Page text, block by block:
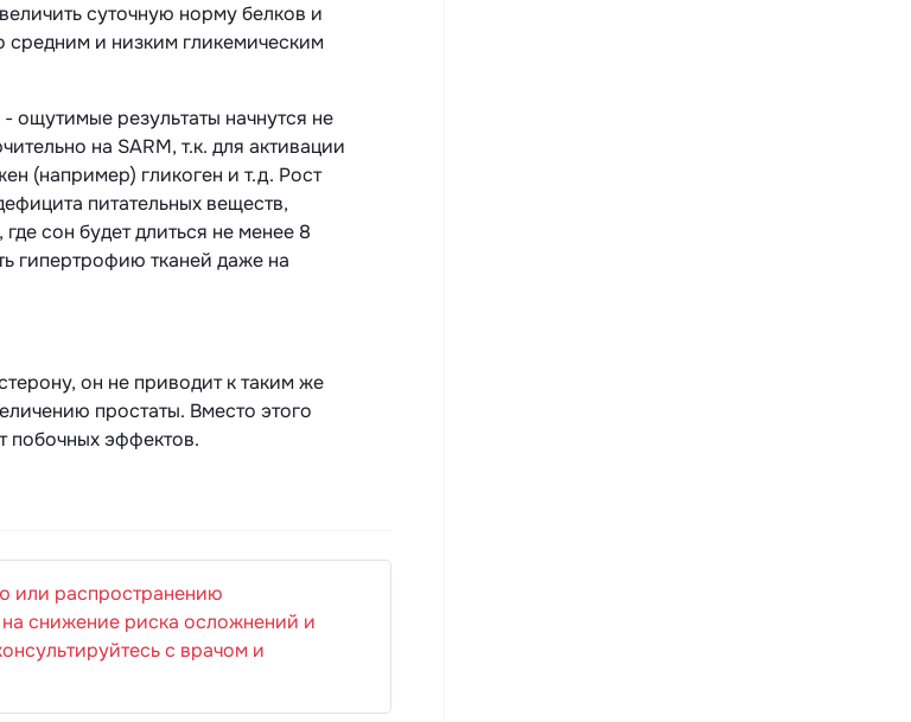
суточную норму белков и
средним и низким гликемическим
ощутимые результаты начнутся не
на SARM, т.к. для активации
(например) гликоген и т.д. Рост
питательных веществ,
сон будет длиться не менее 8
гипертрофию тканей даже на
он не приводит к таким же
простаты. Вместо этого
побочных эффектов.
или распространению
снижение риска осложнений и
с врачом и